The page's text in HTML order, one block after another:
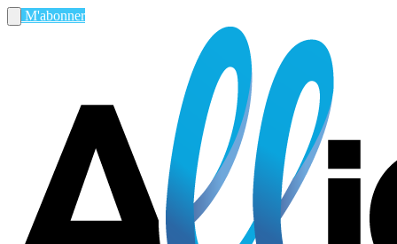
M'abonner